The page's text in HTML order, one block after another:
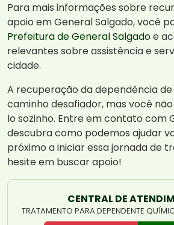
Para mais informações sobre
apoio em General Salgado, você
Prefeitura de General Salgadoe
relevantes sobre assistência e
cidade.
A recuperação da dependência
caminho desafiador, mas você
lo sozinho. Entre em contato com
descubra como podemos ajudar
próximo a iniciar essa jornada de
hesite em buscar apoio!
CENTRAL DE
TRATAMENTO PARA DEPENDENTE